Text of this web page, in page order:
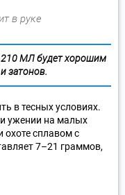
в руке
МЛ будет хорошим
затонов.
в тесных условиях.
ужении на малых
охоте сплавом с
7–21 граммов,